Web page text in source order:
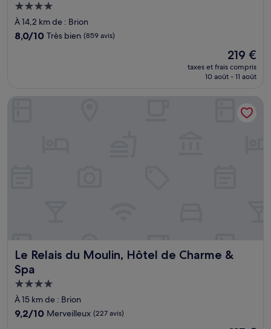
Hébergement
4.0 étoiles
À 14,2 km de : Brion
8.0
8,0/10 Très bien (859 avis)
Le
nouveau
prix
de
219 €
219 €
taxes et frais compris
10 août - 11 août
Le Relais du Moulin, Hôtel de Charme &
Spa
Le Relais du Moulin, Hôtel de Charme & Spa
Hébergement
4.0 étoiles
À 15 km de : Brion
9.2
9,2/10 Merveilleux (227 avis)